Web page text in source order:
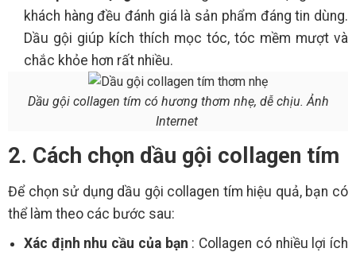
khách hàng đều đánh giá là sản phẩm đáng tin dùng.
Dầu gội giúp kích thích mọc tóc, tóc mềm mượt và
chắc khỏe hơn rất nhiều.
Dầu gội collagen tím có hương thơm nhẹ, dễ chịu. Ảnh
Internet
2. Cách chọn dầu gội collagen tím
Để chọn sử dụng dầu gội collagen tím hiệu quả, bạn có
thể làm theo các bước sau:
Xác định nhu cầu của bạn : Collagen có nhiều lợi ích